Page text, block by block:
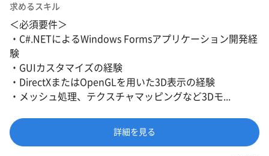
求めるスキル
＜必須要件＞
・C#.NETによるWindows Formsアプリケーション開発経
験
・GUIカスタマイズの経験
・DirectXまたはOpenGLを用いた3D表示の経験
・メッシュ処理、テクスチャマッピングなど3Dモ...
詳細を見る